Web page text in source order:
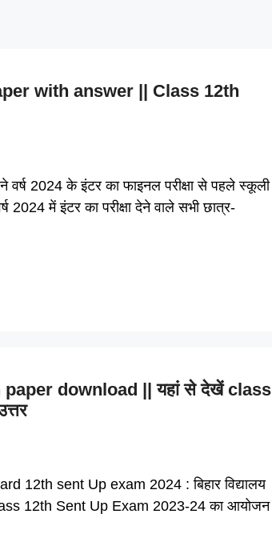
with answer || Class 12th
वर्ष 2024 के इंटर का फाइनल परीक्षा से पहले स्कूली
में इंटर का परीक्षा देने वाले सभी छात्र-
download || यहां से देखें class
sent Up exam 2024 : बिहार विद्यालय
Class 12th Sent Up Exam 2023-24 का आयोजन